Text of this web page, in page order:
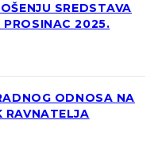
SREDSTAVA
PROSINAC 2025.
ODNOSA NA
RAVNATELJA